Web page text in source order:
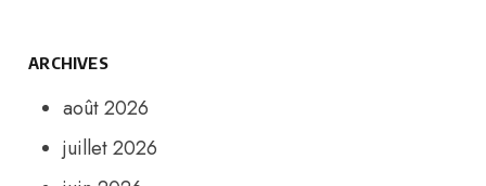
ARCHIVES
août 2026
juillet 2026